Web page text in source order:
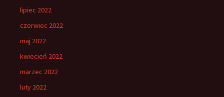
lipiec 2022
czerwiec 2022
maj 2022
kwiecień 2022
marzec 2022
luty 2022